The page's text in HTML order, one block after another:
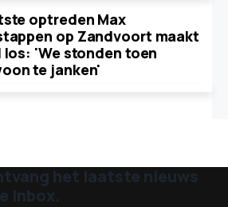
optreden Max
op Zandvoort maakt
los: 'We stonden toen
te janken'
het laatste nieuws
inbox.